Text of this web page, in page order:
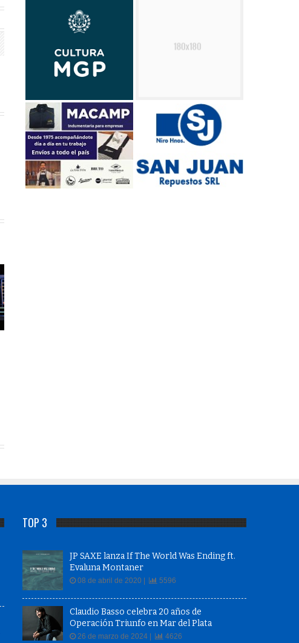
TOP 3
JP SAXE lanza If The World Was Ending ft.
Evaluna Montaner
08 de abril de 2020 | 5596
Claudio Basso celebra 20 años de
Operación Triunfo en Mar del Plata
26 de marzo de 2024 | 4626